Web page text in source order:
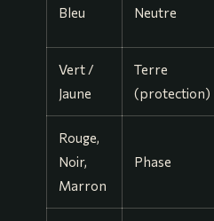
Bleu Neutre
Vert /
Jaune
Terre
(protection)
Rouge,
Noir,
Marron
Phase